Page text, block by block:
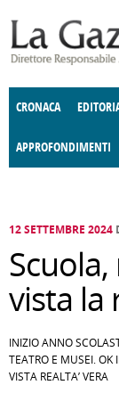
CRONACA
APPROFONDIMENTI
E SPETTACOLI
DELLE IDEE FATTI
12 SETTEMBRE 2024
vista la
INIZIO ANNO
TEATRO E MUSEI. OK
VISTA REALTA’ VERA